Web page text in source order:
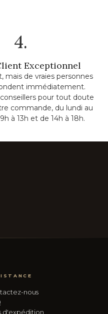
4.
Exceptionnel
mais de vraies personnes
immédiatement.
pour tout doute
commande, du lundi au
à 13h et de 14h à 18h.
nous
d'expédition